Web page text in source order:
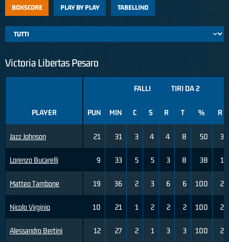
BOXSCORE PLAY BY PLAY TABELLINO
Victoria Libertas Pesaro
PLAYER
Jazz Johnson
Lorenzo Bucarelli
Matteo Tambone
Nicolo Virginio
Alessandro Bertini
FALLI TIRI DA 2
PUN MIN C S R T % R
21 31 3 4 4 8 50 3
9 33 5 5 3 8 38 1
19 36 2 3 6 6 100 2
10 21 1 2 2 2 100 2
12 27 2 1 3 3 100 2